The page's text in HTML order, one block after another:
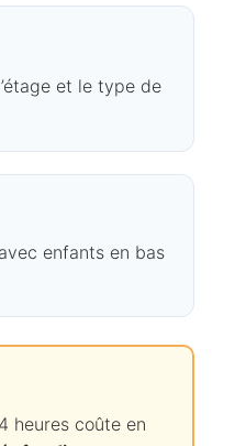
et le type de
enfants en bas
heures coûte en